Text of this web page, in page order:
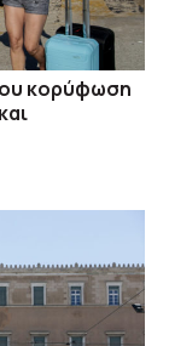
κορύφωση